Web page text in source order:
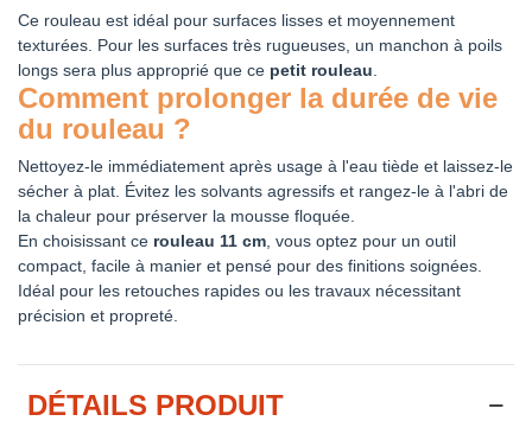
Ce rouleau est idéal pour surfaces lisses et moyennement
texturées. Pour les surfaces très rugueuses, un manchon à poils
longs sera plus approprié que ce petit rouleau
Comment prolonger la durée de vie
du rouleau ?
Nettoyez-le immédiatement après usage à l'eau tiède et laissez-le
sécher à plat. Évitez les solvants agressifs et rangez-le à l'abri de
la chaleur pour préserver la mousse floquée.
En choisissant ce rouleau 11 cm , vous optez pour un outil
compact, facile à manier et pensé pour des finitions soignées.
Idéal pour les retouches rapides ou les travaux nécessitant
précision et propreté.
DÉTAILS PRODUIT